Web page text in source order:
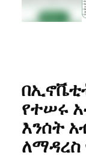
REGISTRAR
PARTNERSHIP
የተሠሩ
እንሰት
ለማዳረስ